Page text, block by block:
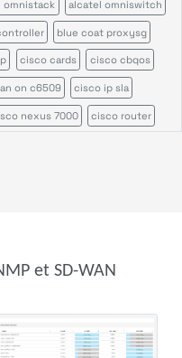
omnistack alcatel omniswitch
blue coat proxysg
cisco cards cisco cbqos
on c6509 cisco ip sla
nexus 7000 cisco router
mellanox switch
et SD-WAN